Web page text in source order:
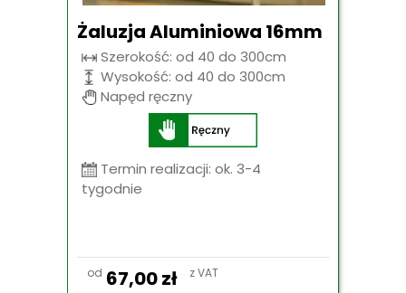
Żaluzja Aluminiowa 16mm
Szerokość: od 40 do 300cm
Wysokość: od 40 do 300cm
Napęd ręczny
Termin realizacji: ok. 3-4
tygodnie
od 67,00zł z VAT